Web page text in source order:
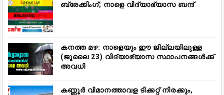
ബ്രേക്കിംഗ്; നാളെ വിദ്യാഭ്യാസ ബന്ദ്
കനത്ത മഴ: നാളെയും ഈ ജില്ലയിലുള്ള
(ജൂലൈ 23) വിദ്യാഭ്യാസ സ്ഥാപനങ്ങൾക്ക്
അവധി
കണ്ണൂർ വിമാനത്താവള ടിക്കറ്റ് നിരക്കും,